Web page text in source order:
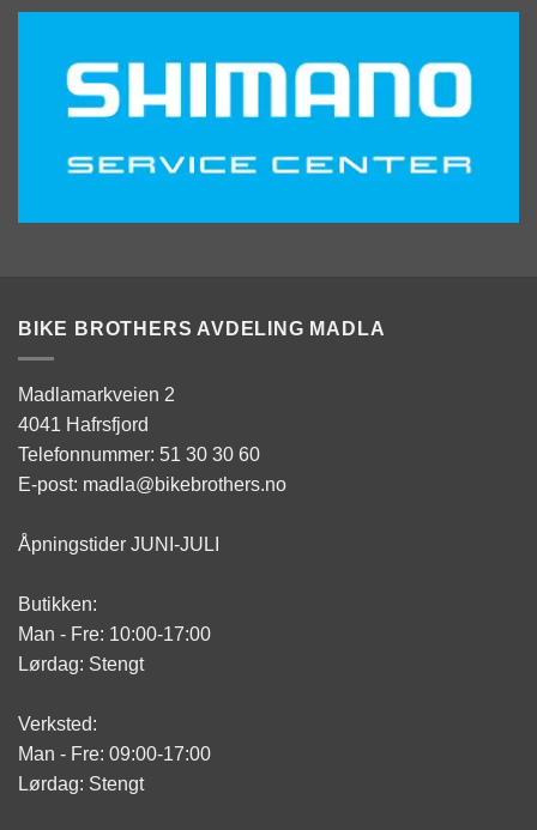
BIKE BROTHERS AVDELING MADLA
Madlamarkveien 2
4041 Hafrsfjord
Telefonnummer: 51 30 30 60
E-post: madla@bikebrothers.no
Åpningstider JUNI-JULI
Butikken:
Man - Fre: 10:00-17:00
Lørdag: Stengt
Verksted:
Man - Fre: 09:00-17:00
Lørdag: Stengt